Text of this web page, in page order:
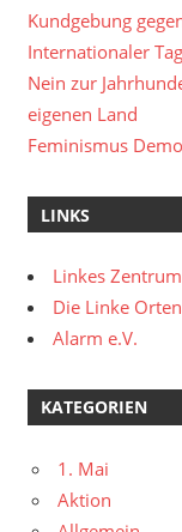
Kundgebung
Internationaler
Nein zur
eigenen Land
Feminismus
LINKS
Linkes
Die Linke
Alarm e.V.
KATEGORIEN
1. Mai
Aktion